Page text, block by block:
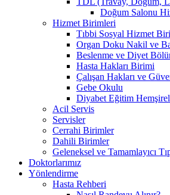
Doğum Salonu
Hizmet Birimleri
Tıbbi Sosyal Hizmet
Organ Doku Nakil ve
Beslenme ve Diyet
Hasta Hakları Birimi
Çalışan Hakları ve
Gebe Okulu
Diyabet Eğitim
Acil Servis
Servisler
Cerrahi Birimler
Dahili Birimler
Geleneksel ve Tamamlayıcı
Doktorlarımız
Yönlendirme
Hasta Rehberi